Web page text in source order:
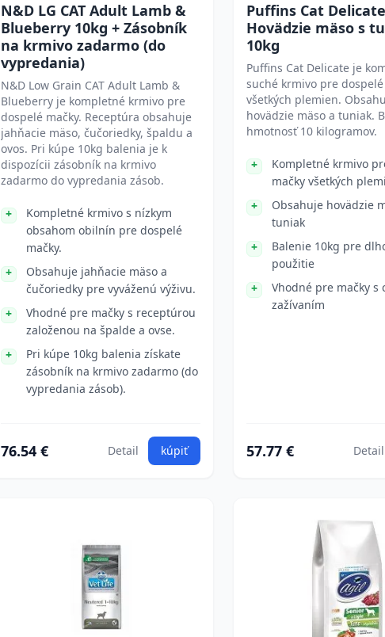
N&D LG CAT Adult Lamb &
Blueberry 10kg + Zásobník
na krmivo zadarmo (do
vypredania)
N&D Low Grain CAT Adult Lamb &
Blueberry je kompletné krmivo pre
dospelé mačky. Receptúra obsahuje
jahňacie mäso, čučoriedky, špaldu a
ovos. Pri kúpe 10kg balenia je k
dispozícii zásobník na krmivo
zadarmo do vypredania zásob.
Kompletné krmivo s nízkym
obsahom obilnín pre dospelé
mačky.
Obsahuje jahňacie mäso a
čučoriedky pre vyváženú výživu.
Vhodné pre mačky s receptúrou
založenou na špalde a ovse.
Pri kúpe 10kg balenia získate
zásobník na krmivo zadarmo (do
vypredania zásob).
76.54 € Detail kúpiť
Puffins Cat Delicate
Hovädzie mäso s
10kg
Puffins Cat Delicate je
suché krmivo pre
všetkých plemien.
hovädzie mäso a tuniak.
hmotnosť 10 kilogramov.
Kompletné krmivo
mačky všetkých
Obsahuje hovädzie
tuniak
Balenie 10kg pre
použitie
Vhodné pre mačky s
zažívaním
57.77 € Detail